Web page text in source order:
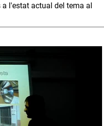
l'estat actual del tema al